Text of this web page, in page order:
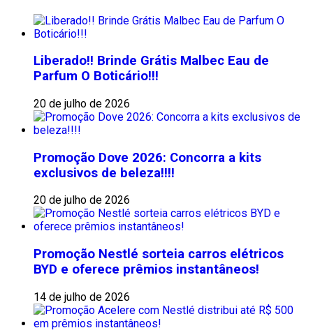
Liberado!! Brinde Grátis Malbec Eau de
Parfum O Boticário!!!
20 de julho de 2026
Promoção Dove 2026: Concorra a kits
exclusivos de beleza!!!!
20 de julho de 2026
Promoção Nestlé sorteia carros elétricos
BYD e oferece prêmios instantâneos!
14 de julho de 2026